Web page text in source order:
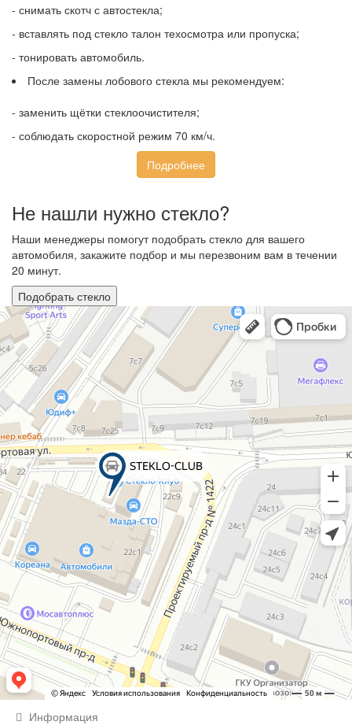
- снимать скотч с автостекла;
- вставлять под стекло талон техосмотра или пропуска;
- тонировать автомобиль.
После замены лобового стекла мы рекомендуем:
- заменить щётки стеклоочистителя;
- соблюдать скоростной режим 70 км/ч.
Подробнее
Не нашли нужно стекло?
Наши менеджеры помогут подобрать стекло для вашего
автомобиля, закажите подбор и мы перезвоним вам в течении
20 минут.
Подобрать стекло
Информация